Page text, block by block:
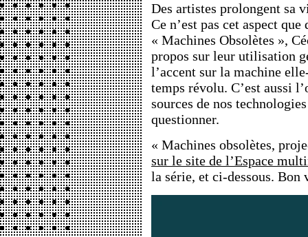
Des artistes prolongent sa
Ce n’est pas cet aspect
« Machines Obsolètes »,
propos sur leur utilisation
l’accent sur la machine
temps révolu. C’est aussi
sources de nos
questionner.
« Machines obsolètes,
sur le site de l’Espace
la série, et ci-dessous. Bon